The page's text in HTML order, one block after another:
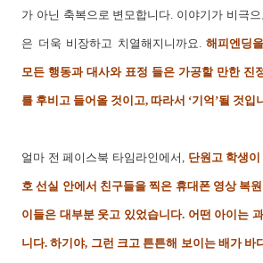
가 아닌 축복으로 변모합니다. 이야기가 비극
은 더욱 비장하고 치열해지니까요. 해피엔딩
모든 행동과 대사와 표정 들은 가공할 만한 진
를 후비고 들어올 것이고, 따라서 ‘기억’될 것입
얼마 전 페이스북 타임라인에서, 단원고 학생
호 선실 안에서 친구들을 찍은 휴대폰 영상 복
이들은 대부분 웃고 있었습니다. 어떤 아이는
니다. 하기야, 그런 크고 튼튼해 보이는 배가 바